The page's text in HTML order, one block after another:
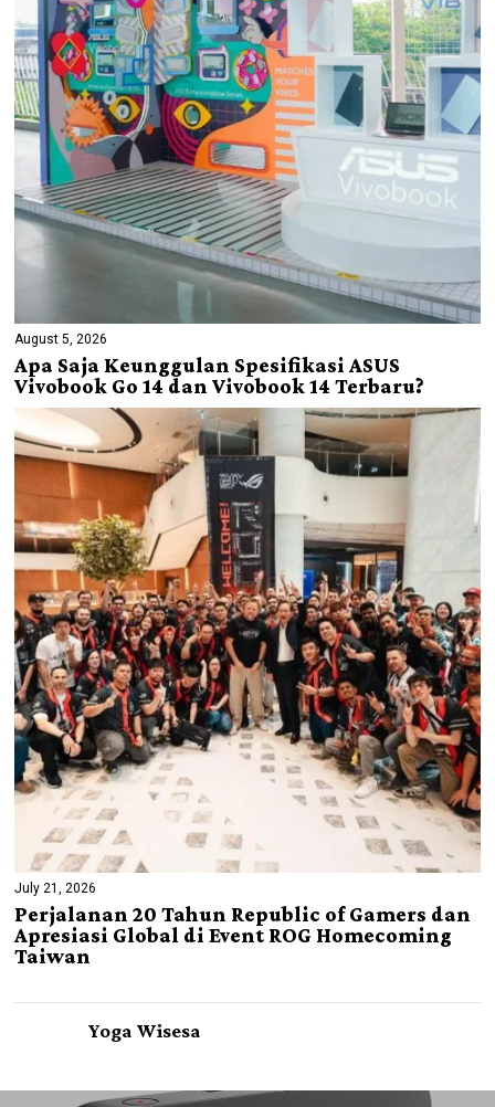
August 5, 2026
Apa Saja Keunggulan Spesifikasi ASUS
Vivobook Go 14 dan Vivobook 14 Terbaru?
July 21, 2026
Perjalanan 20 Tahun Republic of Gamers dan
Apresiasi Global di Event ROG Homecoming
Taiwan
Yoga Wisesa